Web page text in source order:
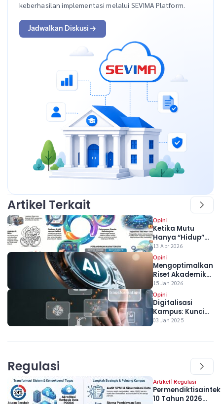
keberhasilan implementasi melalui SEVIMA Platform.
Jadwalkan Diskusi
Artikel Terkait
Opini
Ketika Mutu
Hanya “Hidup”
Saat Asesor
Datang
13 Apr 2026
Opini
Mengoptimalkan
Riset Akademik
Melalui Text
Mining Berbasis
AI
15 Jan 2026
Opini
Digitalisasi
Kampus: Kunci
Menuju
Berdaya Saing
03 Jan 2025
Regulasi
Artikel |Regulasi
Permendiktisaintek
10 Tahun 2026